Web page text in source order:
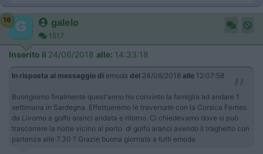
16 galelo
1517
Inserito il 24/06/2018 alle: 14:33:18
In risposta al messaggio di emoda del 24/06/2018 alle 12:07:58
Buongiorno finalmente quest'anno ho convinto la famiglia ad andare 1
settimana in Sardegna. Effettueremo le traversate con la Corsica Ferries
da Livorno a golfo aranci andata e ritorno. Ci chiedevamo dove si può
trascorrere la notte vicino al porto di golfo aranci avendo il traghetto con
partenza alle 7.30 ? Grazie buona giornata a tutti emoda